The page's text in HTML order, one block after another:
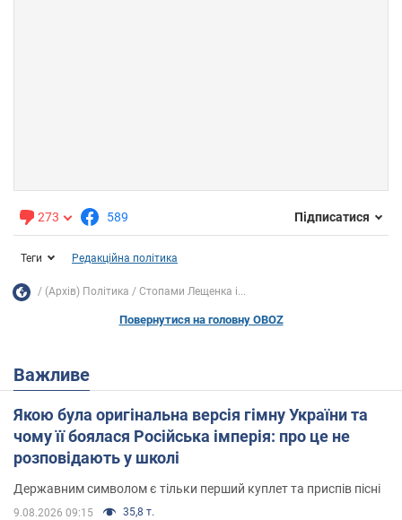
273 589 Підписатися
Теги Редакційна політика
(Архів) Політика Стопами Лещенка і...
Повернутися на головну OBOZ
Важливе
Якою була оригінальна версія гімну України та
чому її боялася Російська імперія: про це не
розповідають у школі
Державним символом є тільки перший куплет та приспів пісні
9.08.2026 09:15 35,8 т.